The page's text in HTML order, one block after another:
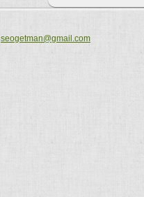
seogetman@gmail.com